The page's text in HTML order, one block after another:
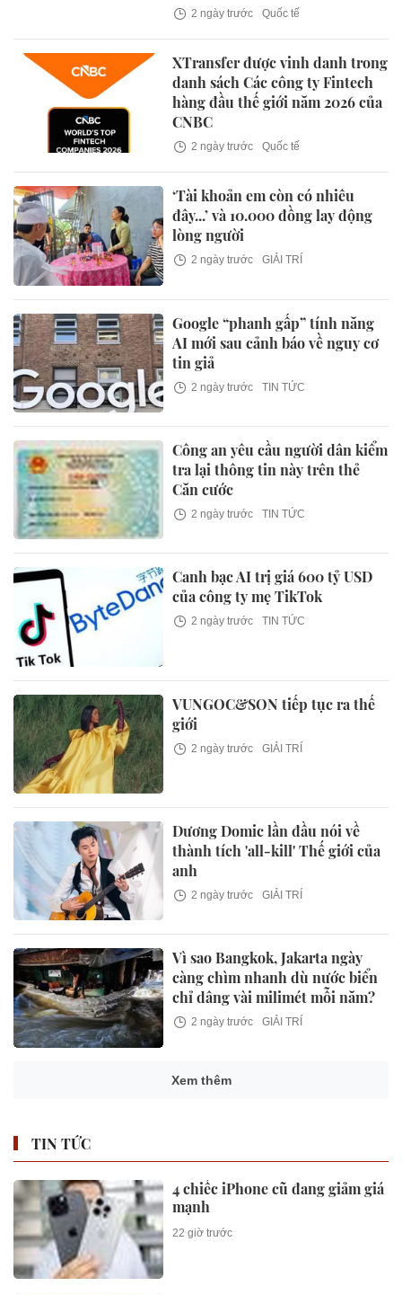
2 ngày trước Quốc tế
XTransfer được vinh danh trong
danh sách Các công ty Fintech
hàng đầu thế giới năm 2026 của
CNBC
2 ngày trước Quốc tế
‘Tài khoản em còn có nhiêu
đây...’ và 10.000 đồng lay động
lòng người
2 ngày trước GIẢI TRÍ
Google “phanh gấp” tính năng
AI mới sau cảnh báo về nguy cơ
tin giả
2 ngày trước TIN TỨC
Công an yêu cầu người dân kiểm
tra lại thông tin này trên thẻ
Căn cước
2 ngày trước TIN TỨC
Canh bạc AI trị giá 600 tỷ USD
của công ty mẹ TikTok
2 ngày trước TIN TỨC
VUNGOC&SON tiếp tục ra thế
giới
2 ngày trước GIẢI TRÍ
Dương Domic lần đầu nói về
thành tích 'all-kill' Thế giới của
anh
2 ngày trước GIẢI TRÍ
Vì sao Bangkok, Jakarta ngày
càng chìm nhanh dù nước biển
chỉ dâng vài milimét mỗi năm?
2 ngày trước GIẢI TRÍ
Xem thêm
TIN TỨC
4 chiếc iPhone cũ đang giảm giá
mạnh
22 giờ trước